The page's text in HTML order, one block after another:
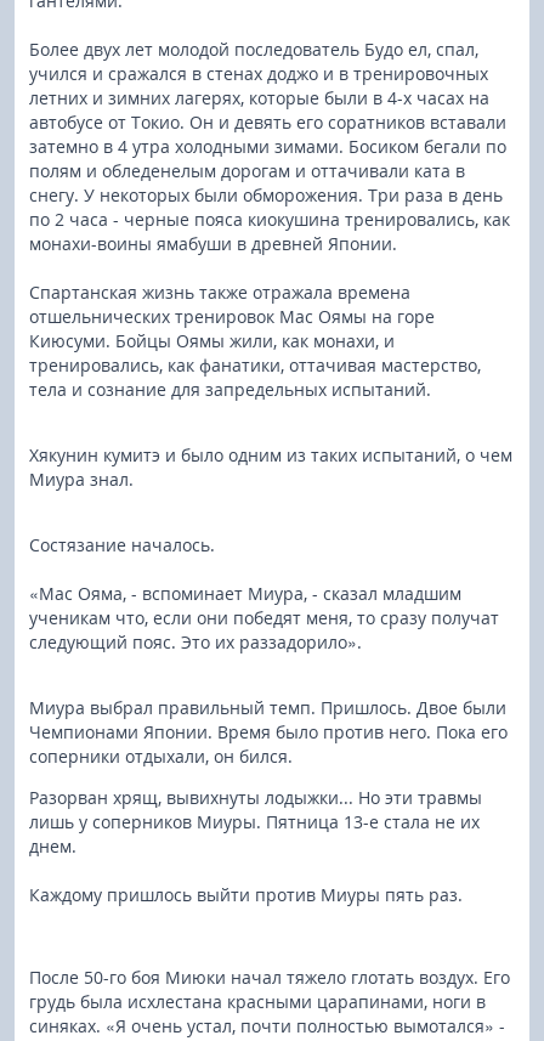
Более двух лет молодой последователь Будо ел, спал,
учился и сражался в стенах доджо и в тренировочных
летних и зимних лагерях, которые были в 4-х часах на
автобусе от Токио. Он и девять его соратников вставали
затемно в 4 утра холодными зимами. Босиком бегали по
полям и обледенелым дорогам и оттачивали ката в
снегу. У некоторых были обморожения. Три раза в день
по 2 часа - черные пояса киокушина тренировались, как
монахи-воины ямабуши в древней Японии.
Спартанская жизнь также отражала времена
отшельнических тренировок Мас Оямы на горе
Киюсуми. Бойцы Оямы жили, как монахи, и
тренировались, как фанатики, оттачивая мастерство,
тела и сознание для запредельных испытаний.
Хякунин кумитэ и было одним из таких испытаний, о чем
Миура знал.
Состязание началось.
«Мас Ояма, - вспоминает Миура, - сказал младшим
ученикам что, если они победят меня, то сразу получат
следующий пояс. Это их раззадорило».
Миура выбрал правильный темп. Пришлось. Двое были
Чемпионами Японии. Время было против него. Пока его
соперники отдыхали, он бился.
Разорван хрящ, вывихнуты лодыжки... Но эти травмы
лишь у соперников Миуры. Пятница 13-е стала не их
днем.
Каждому пришлось выйти против Миуры пять раз.
После 50-го боя Миюки начал тяжело глотать воздух. Его
грудь была исхлестана красными царапинами, ноги в
синяках. «Я очень устал, почти полностью вымотался» -